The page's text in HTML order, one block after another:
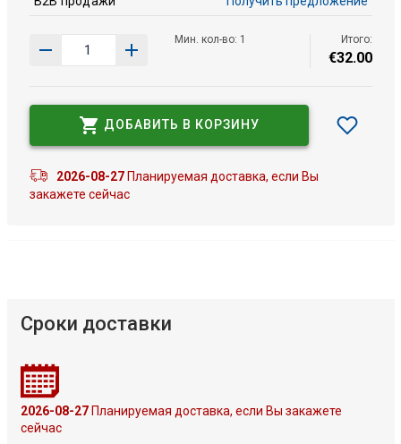
Мин. кол-во: 1 Итого:
€32.00
ДОБАВИТЬ В КОРЗИНУ
2026-08-27Планируемая доставка, если Вы
закажете сейчас
Сроки доставки
2026-08-27Планируемая доставка, если Вы закажете
сейчас